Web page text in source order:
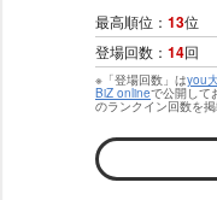
最高順位： 13位
登場回数： 14回
※「登場回数」はyou
BiZ onlineで公開して
のランクイン回数を掲